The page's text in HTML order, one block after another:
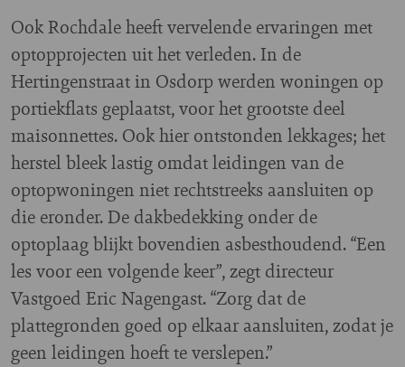
Ook Rochdale heeft vervelende ervaringen met
optopprojecten uit het verleden. In de
Hertingenstraat in Osdorp werden woningen op
portiekflats geplaatst, voor het grootste deel
maisonnettes. Ook hier ontstonden lekkages; het
herstel bleek lastig omdat leidingen van de
optopwoningen niet rechtstreeks aansluiten op
die eronder. De dakbedekking onder de
optoplaag blijkt bovendien asbesthoudend. “Een
les voor een volgende keer”, zegt directeur
Vastgoed Eric Nagengast. “Zorg dat de
plattegronden goed op elkaar aansluiten, zodat je
geen leidingen hoeft te verslepen.”